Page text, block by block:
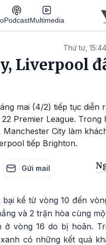
PodcastMultimedia
Thứ tư,
Liverpool
mai (4/2) tiếp tục diễn
Premier League. Trong
City làm
tiếp Brighton.
Gửi mail
kể từ vòng 10 đến
và 2 trận hòa cùng
ở vòng 16 do bị hoãn.
có những kết quả